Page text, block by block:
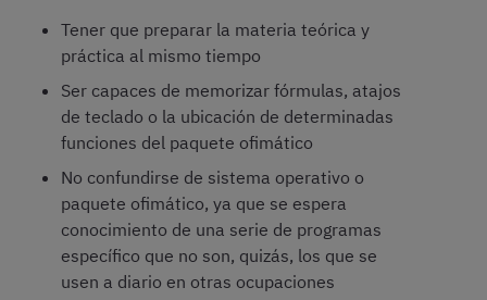
Tener que preparar la materia teórica y
práctica al mismo tiempo
Ser capaces de memorizar fórmulas, atajos
de teclado o la ubicación de determinadas
funciones del paquete ofimático
No confundirse de sistema operativo o
paquete ofimático, ya que se espera
conocimiento de una serie de programas
específico que no son, quizás, los que se
usen a diario en otras ocupaciones